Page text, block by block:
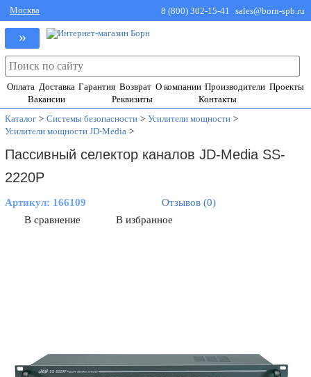
Москва 8 (800) 302-15-41 sales@born-spb.ru
»
Оплата Доставка Гарантия Возврат О компании Производители Проекты
Вакансии
Реквизиты
Контакты
Каталог > Системы безопасности > Усилители мощности >
Усилители мощности JD-Media >
Пассивный селектор каналов JD-Media SS-
2220P
Артикул: 166109
Отзывов (0)
В сравнение
В избранное